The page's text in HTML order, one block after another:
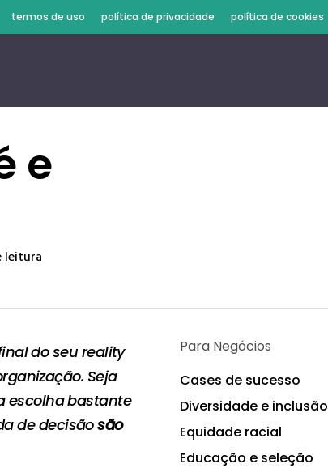
termos de uso política de privacidade política de cookies
e
leitura
do seu reality
Seja
escolha bastante
de decisãosão
Para Negócios
Cases de sucesso
Diversidade e inclusão
Equidade racial
Educação e seleção